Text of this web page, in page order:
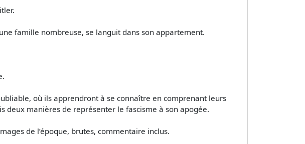
famille nombreuse, se languit dans son appartement.
où ils apprendront à se connaître en comprenant leurs
deux manières de représenter le fascisme à son apogée.
de l’époque, brutes, commentaire inclus.